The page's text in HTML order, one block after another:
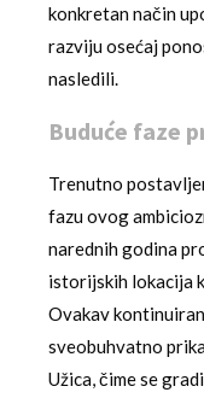
konkretan način
razviju osećaj
nasledili.
Buduće faze
Trenutno
fazu ovog
narednih godina
istorijskih lokacija
Ovakav
sveobuhvatno
Užica, čime se